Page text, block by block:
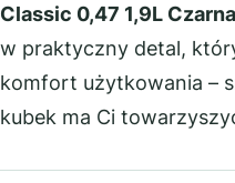
Classic 0,47 1,9L
w praktyczny detal,
komfort użytkowania –
kubek ma Ci